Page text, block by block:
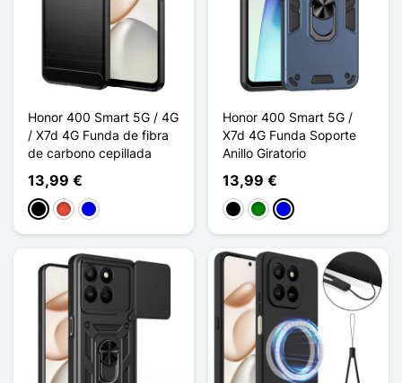
Honor 400 Smart 5G / 4G
/ X7d 4G Funda de fibra
de carbono cepillada
13,99 €
NegroRojoAzul
Honor 400 Smart 5G /
X7d 4G Funda Soporte
Anillo Giratorio
13,99 €
NegroVerdeAzul